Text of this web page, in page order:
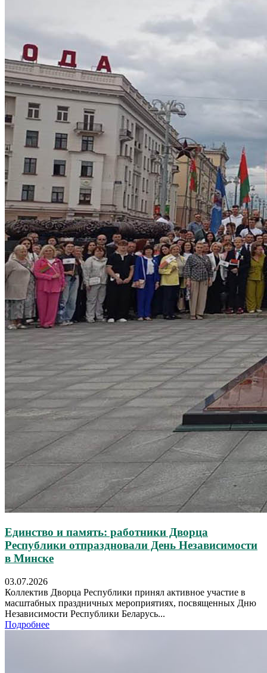
Единство и память: работники Дворца
Республики отпраздновали День Независимости
в Минске
03.07.2026
Коллектив Дворца Республики принял активное участие в
масштабных праздничных мероприятиях, посвященных Дню
Независимости Республики Беларусь...
Подробнее